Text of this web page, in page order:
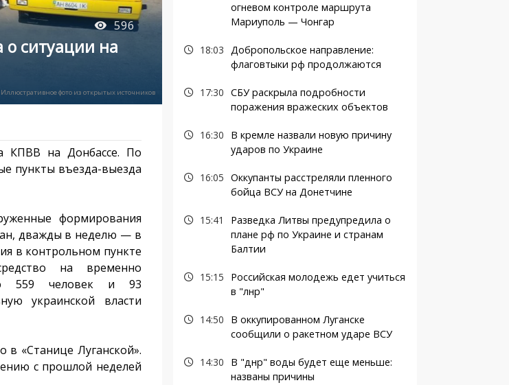
596
о ситуации на
Иллюстративное фото из открытых источников
КПВВ на Донбассе. По
пункты въезда-выезда
формирования
дважды в неделю — в
в контрольном пункте
на временно
559 человек и 93
украинской власти
в «Станице Луганской».
с прошлой неделей
огневом контроле маршрута
Мариуполь — Чонгар
18:03 Добропольское направление:
флаговтыки рф продолжаются
17:30 СБУ раскрыла подробности
поражения вражеских объектов
16:30
В кремле назвали новую причину
ударов по Украине
16:05 Оккупанты расстреляли пленного
бойца ВСУ на Донетчине
15:41
Разведка Литвы предупредила о
плане рф по Украине и странам
Балтии
15:15
Российская молодежь едет учиться
в "лнр"
14:50
В оккупированном Луганске
сообщили о ракетном ударе ВСУ
14:30
В "днр" воды будет еще меньше:
названы причины